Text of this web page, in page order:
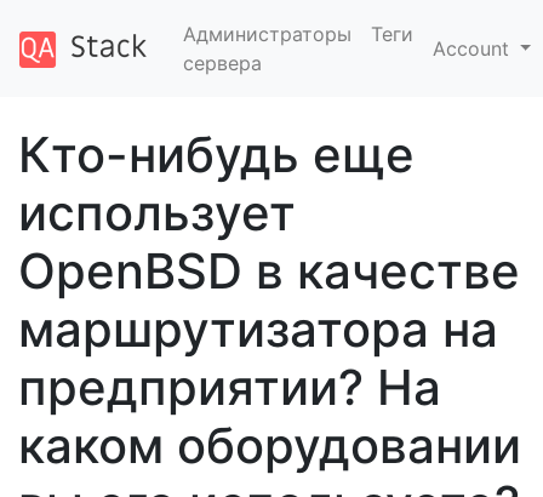
Администраторы
сервера
Теги
Account
Кто-нибудь еще
использует
OpenBSD в качестве
маршрутизатора на
предприятии? На
каком оборудовании